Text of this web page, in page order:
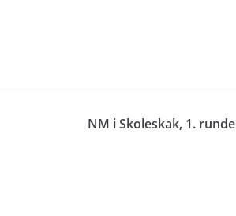
NM i Skoleskak, 1. runde